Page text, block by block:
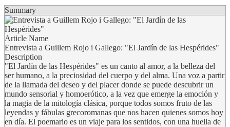
Summary
Article Name
Entrevista a Guillem Rojo i Gallego: "El Jardín de las Hespérides"
Description
"El Jardín de las Hespérides" es un canto al amor, a la belleza del
ser humano, a la preciosidad del cuerpo y del alma. Una voz a partir
de la llamada del deseo y del placer donde se puede descubrir un
mundo sensorial y homoerótico, a la vez que emerge la emoción y
la magia de la mitología clásica, porque todos somos fruto de las
leyendas y fábulas grecoromanas que nos hacen quienes somos hoy
en día. El poemario es un viaje para los sentidos, con una huella de